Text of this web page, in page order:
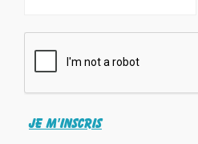
JE M'INSCRIS